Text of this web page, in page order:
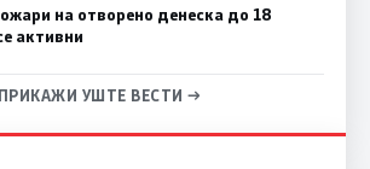
на отворено денеска до 18
активни
ПРИКАЖИ УШТЕ ВЕСТИ →